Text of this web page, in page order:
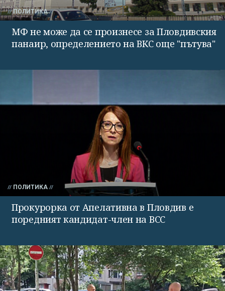
ПОЛИТИКА
МФ не може да се произнесе за Пловдивския
панаир, определението на ВКС още "пътува"
ПОЛИТИКА
Прокурорка от Апелативна в Пловдив е
поредният кандидат-член на ВСС